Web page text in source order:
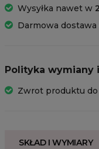
Wysyłka nawet w
Darmowa dostawa
Polityka wymiany
Zwrot produktu do
SKŁAD I WYMIARY